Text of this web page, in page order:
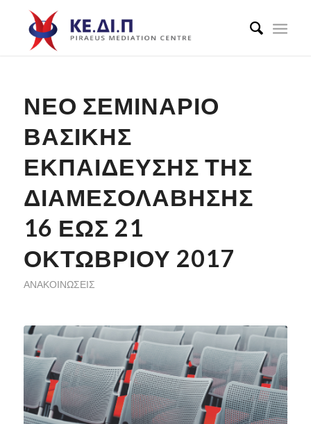
ΝΕΟ ΣΕΜΙΝΑΡΙΟ
ΒΑΣΙΚΗΣ
ΕΚΠΑΙΔΕΥΣΗΣ ΤΗΣ
ΔΙΑΜΕΣΟΛΑΒΗΣΗΣ
16 ΕΩΣ 21
ΟΚΤΩΒΡΙΟΥ 2017
ΑΝΑΚΟΙΝΏΣΕΙΣ